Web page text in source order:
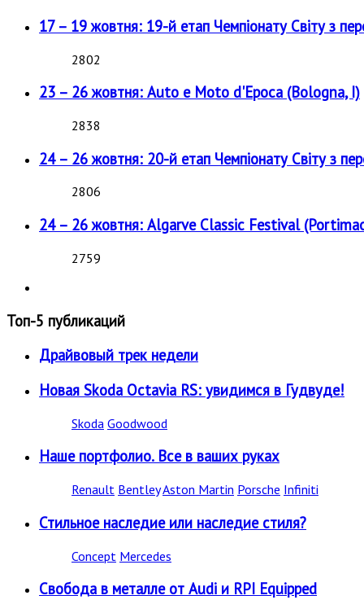
17 – 19 жовтня: 19-й етап Чемпіонату Світу з
2802
23 – 26 жовтня: Auto e Moto d'Epoca (Bologna, I)
2838
24 – 26 жовтня: 20-й етап Чемпіонату Світу з
2806
24 – 26 жовтня: Algarve Classic Festival
2759
Топ-5 публикаций
Драйвовый трек недели
Новая Skoda Octavia RS: увидимся в Гудвуде!
Skoda Goodwood
Наше портфолио. Все в ваших руках
Renault BentleyAston Martin Porsche Infiniti
Стильное наследие или наследие стиля?
Concept Mercedes
Свобода в металле от Audi и RPI Equipped